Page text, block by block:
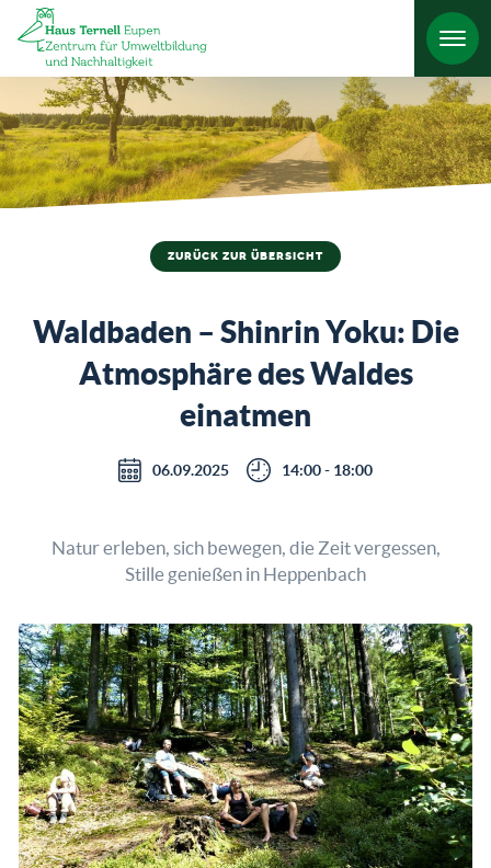
ZURÜCK ZUR ÜBERSICHT
Waldbaden – Shinrin Yoku: Die
Atmosphäre des Waldes
einatmen
06.09.2025 14:00 - 18:00
Natur erleben, sich bewegen, die Zeit vergessen,
Stille genießen in Heppenbach